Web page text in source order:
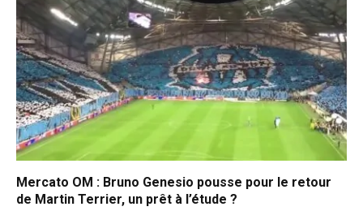
Mercato OM : Bruno Genesio pousse pour le retour
de Martin Terrier, un prêt à l’étude ?